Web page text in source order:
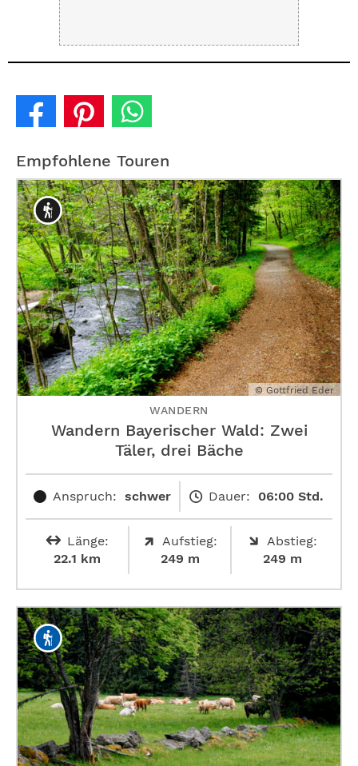
Empfohlene Touren
© Gottfried Eder
WANDERN
Wandern Bayerischer Wald: Zwei
Täler, drei Bäche
Anspruch: schwer Dauer: 06:00 Std.
Länge:
22.1 km
Aufstieg:
249 m
Abstieg:
249 m